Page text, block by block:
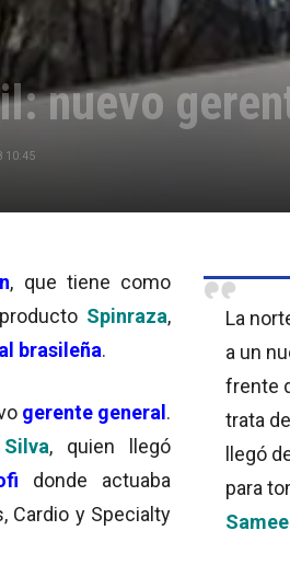
nuevo
10:45
La
a un
frente
trata de
llegó
para
, que tiene como
Spinraza,
brasileña.
gerente general.
, quien llegó
donde actuaba
Cardio y Specialty